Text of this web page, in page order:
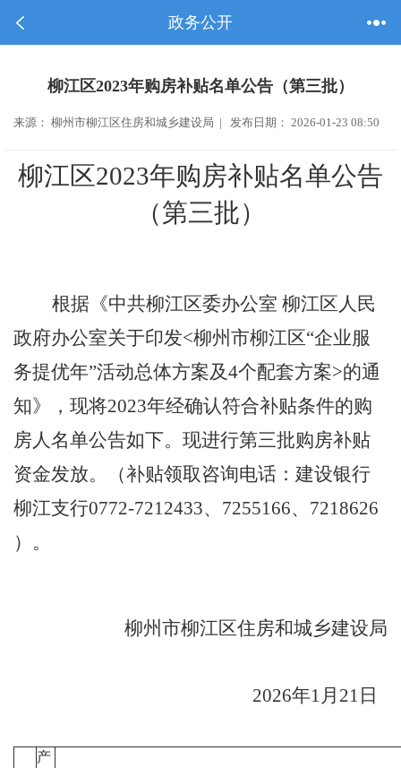
政务公开
柳江区2023年购房补贴名单公告（第三批）
来源： 柳州市柳江区住房和城乡建设局 | 发布日期： 2026-01-23 08:50
柳江区2023年购房补贴名单公告
（第三批）
根据《中共柳江区委办公室 柳江区人民
政府办公室关于印发<柳州市柳江区“企业服
务提优年”活动总体方案及4个配套方案>的通
知》，现将2023年经确认符合补贴条件的购
房人名单公告如下。现进行第三批购房补贴
资金发放。（补贴领取咨询电话：建设银行
柳江支行0772-7212433、 7255166、 7218626
）。
柳州市柳江区住房和城乡建设局
2026年1月 21 日
产